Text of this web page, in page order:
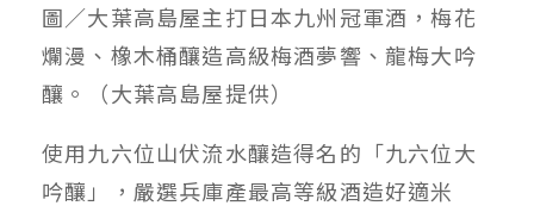
圖／大葉高島屋主打日本九州冠軍酒，梅花
爛漫、橡木桶釀造高級梅酒夢響、龍梅大吟
釀。（大葉高島屋提供）
使用九六位山伏流水釀造得名的「九六位大
吟釀」，嚴選兵庫產最高等級酒造好適米